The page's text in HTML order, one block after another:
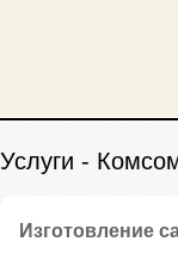
Услуги -
Изготовление